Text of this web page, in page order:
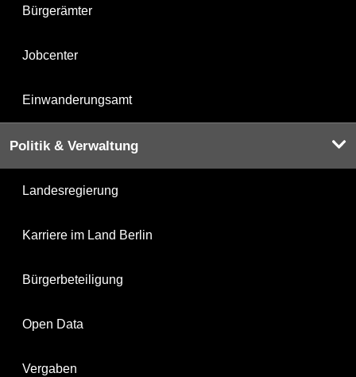
Bürgerämter
Jobcenter
Einwanderungsamt
Politik & Verwaltung
Landesregierung
Karriere im Land Berlin
Bürgerbeteiligung
Open Data
Vergaben